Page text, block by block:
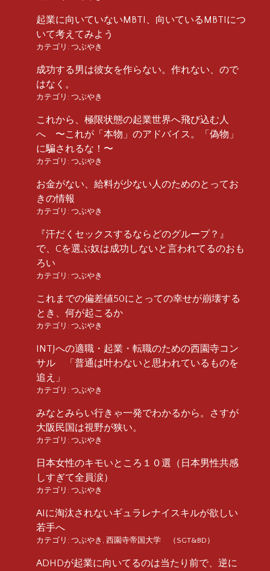
起業に向いていないMBTI、向いているMBTIにつ
いて考えてみよう
カテゴリ: つぶやき
成功する男は彼女を作らない。作れない、ので
はなく。
カテゴリ: つぶやき
これから、極限状態の起業世界へ飛び込む人
へ 〜これが「本物」のアドバイス。「偽物」
に騙されるな！〜
カテゴリ: つぶやき
お金がない、給料が少ない人のためのとってお
きの情報
カテゴリ: つぶやき
『汗だくセックスするならどのグループ？』
で、Cを選ぶ奴は成功しないと言われてるのおも
ろい
カテゴリ: つぶやき
これまでの偏差値50にとっての幸せが崩壊する
とき、何が起こるか
カテゴリ: つぶやき
INTJへの適職・起業・転職のための西園寺コン
サル 「普通は叶わないと思われているものを
追え」
カテゴリ: つぶやき
みなとみらい行きゃ一発でわかるから。さすが
大阪民国は視野が狭い。
カテゴリ: つぶやき
日本女性のキモいところ１０選（日本男性共感
しすぎて全員涙）
カテゴリ: つぶやき
AIに淘汰されないギュラレナイスキルが欲しい
若手へ
カテゴリ: つぶやき 西園寺帝国大学 （SGT&BD）
ADHDが起業に向いてるのは当たり前で、逆に